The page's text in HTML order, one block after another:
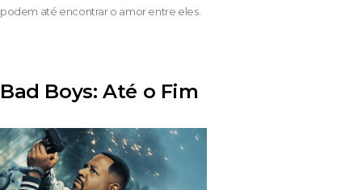
podem até encontrar o amor entre eles.
Bad Boys: Até o Fim